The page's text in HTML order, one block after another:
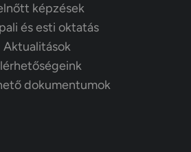
képzések
és esti oktatás
Aktualitások
dokumentumok